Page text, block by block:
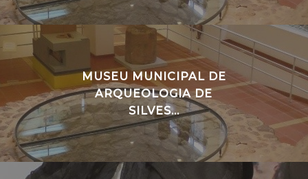
MUSEU MUNICIPAL DE
ARQUEOLOGIA DE
SILVES...